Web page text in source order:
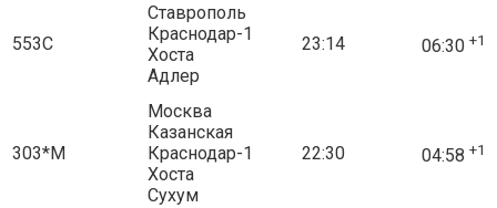
553С
Ставрополь
Краснодар-1
Хоста
Адлер
23:14 06:30 +1
303*М
Москва
Казанская
Краснодар-1
Хоста
Сухум
22:30 04:58 +1